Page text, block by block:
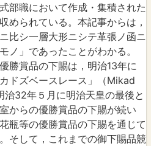
部職において作成・集積された
められている。本記事からは，
比シ一層大形ニシテ革張ノ函ニ
ノ」であったことがわかる。
勝賞品の下賜は，明治13年に
ドズベースレース」（Mikad
32年５月に明治天皇の最後と
からの優勝賞品の下賜が続い
瓶等の優勝賞品の下賜を通じて
そして，これまでの御下賜品競